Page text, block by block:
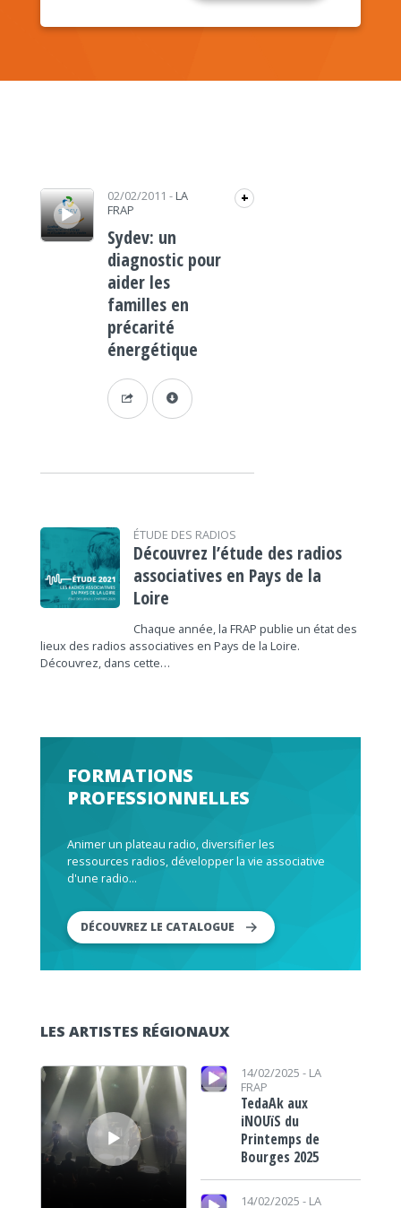
Lecteur audio 02/02/2011 - LA
FRAP
+
Sydev: un
diagnostic pour
aider les
familles en
précarité
énergétique
ÉTUDE DES RADIOS
Découvrez l’étude des radios
associatives en Pays de la
Loire
Chaque année, la FRAP publie un état des
lieux des radios associatives en Pays de la Loire.
Découvrez, dans cette…
FORMATIONS
PROFESSIONNELLES
Animer un plateau radio, diversifier les
ressources radios, développer la vie associative
d'une radio...
DÉCOUVREZ LE CATALOGUE
LES ARTISTES RÉGIONAUX
Lecteur audio
Lecteur audio 14/02/2025 - LA
FRAP
TedaAk aux
iNOUïS du
Printemps de
Bourges 2025
Lecteur audio
14/02/2025 - LA